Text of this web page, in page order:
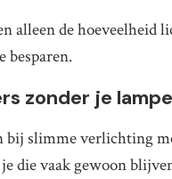
alleen de hoeveelheid
besparen.
zonder je
bij slimme verlichting
die vaak gewoon